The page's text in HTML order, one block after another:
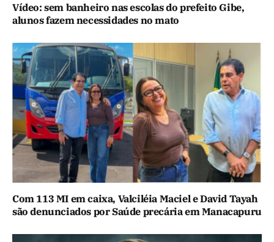
Vídeo: sem banheiro nas escolas do prefeito Gibe,
alunos fazem necessidades no mato
Com 113 MI em caixa, Valciléia Maciel e David Tayah
são denunciados por Saúde precária em Manacapuru